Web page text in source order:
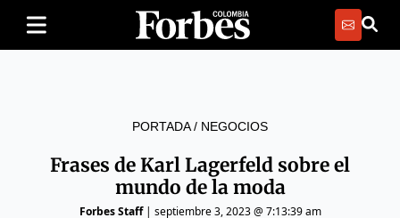
PORTADA/ NEGOCIOS
Frases de Karl Lagerfeld sobre el
mundo de la moda
Forbes Staff| septiembre 3, 2023 @ 7:13:39 am